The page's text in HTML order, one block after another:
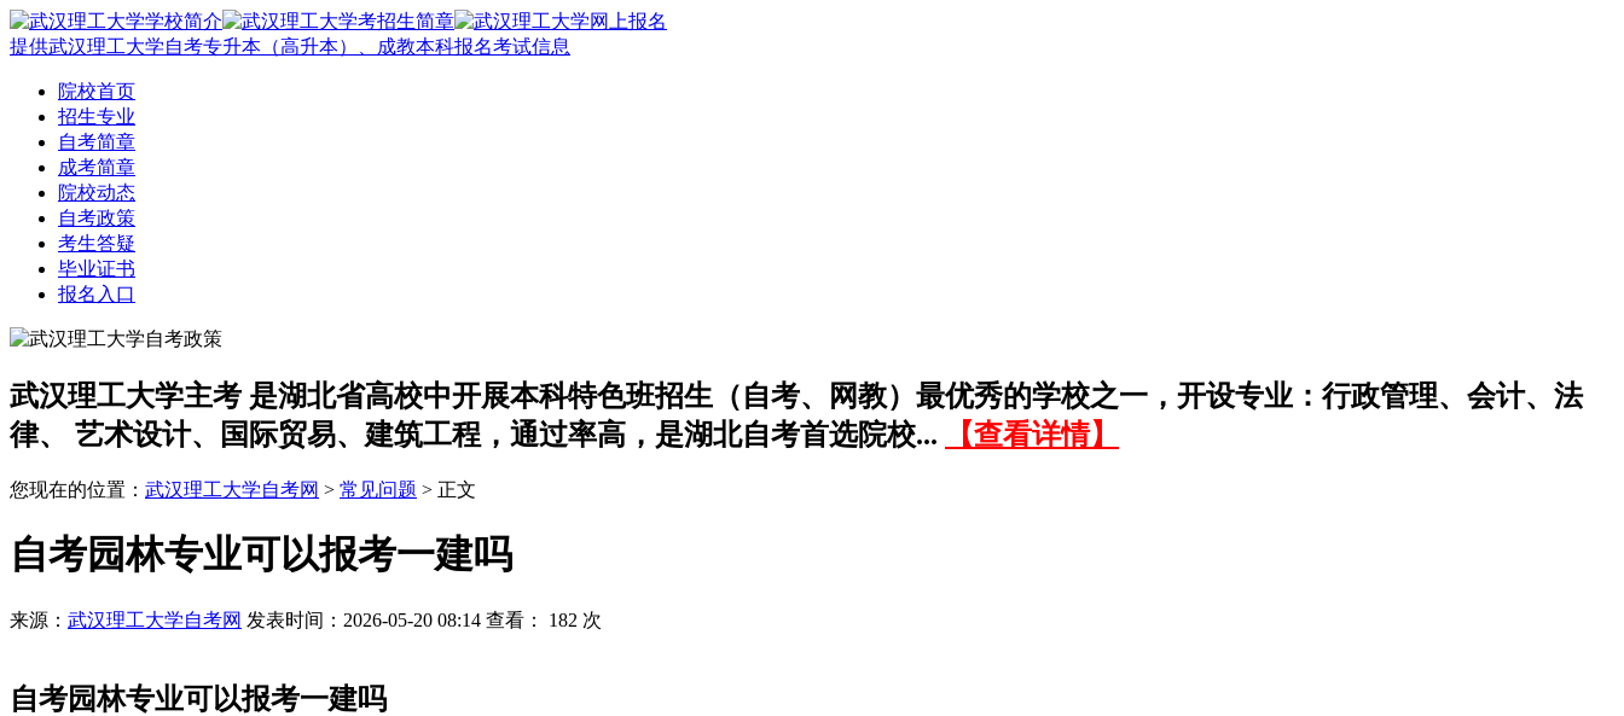
提供武汉理工大学自考专升本（高升本）、成教本科报名考试信息
院校首页
招生专业
自考简章
成考简章
院校动态
自考政策
考生答疑
毕业证书
报名入口
武汉理工大学主考 是湖北省高校中开展本科特色班招生（自考、网教）最优秀的学校之一，开设专业：行政管理、会计、法
律、 艺术设计、国际贸易、建筑工程，通过率高，是湖北自考首选院校...
【查看详情】
您现在的位置： 武汉理工大学自考网 > 常见问题 > 正文
自考园林专业可以报考一建吗
来源： 武汉理工大学自考网 发表时间：2026-05-20 08:14 查看： 182 次
自考园林专业可以报考一建吗